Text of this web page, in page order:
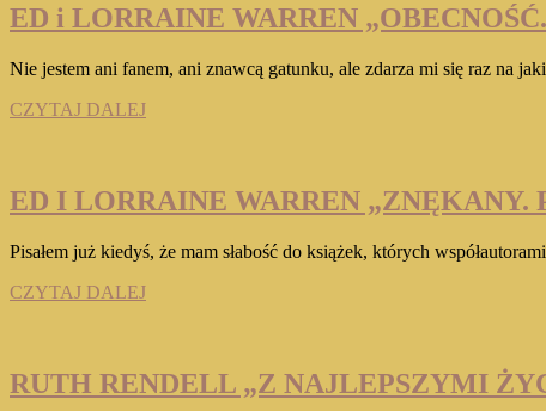
INNE
OPOWIADANIA”
ED i LORRAINE WARREN
Nie jestem ani fanem, ani znawcą gatunku, ale zdarza mi się raz na
CZYTAJ DALEJED
„OBECNOŚĆ.
HISTORIA
ED I LORRAINE WARREN
Pisałem już kiedyś, że mam słabość do książek, których
CZYTAJ DALEJED
„ZNĘKANY.
PRZYPADEK
RUTH RENDELL „Z NAJLEPSZYMI